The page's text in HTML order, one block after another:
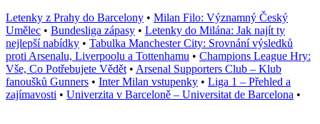
Letenky z Prahy do Barcelony • Milan Filo: Významný Český
Umělec • Bundesliga zápasy • Letenky do Milána: Jak najít ty
nejlepší nabídky • Tabulka Manchester City: Srovnání výsledků
proti Arsenalu, Liverpoolu a Tottenhamu • Champions League Hry:
Vše, Co Potřebujete Vědět • Arsenal Supporters Club – Klub
fanoušků Gunners • Inter Milan vstupenky • Liga 1 – Přehled a
zajímavosti • Univerzita v Barceloně – Universitat de Barcelona •